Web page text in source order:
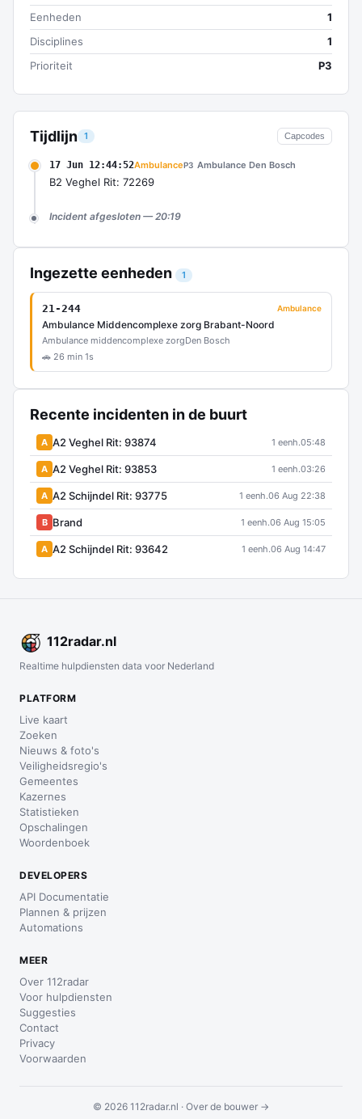
Tijdlijn 1 Capcodes
17 Jun 12:44:52AmbulanceP3 Ambulance Den Bosch
B2 Veghel Rit: 72269
Incident afgesloten — 20:19
Ingezette eenheden 1
21-244 Ambulance
Ambulance Middencomplexe zorg Brabant-Noord
Ambulance middencomplexe zorgDen Bosch
🚗 26 min 1s
Recente incidenten in de buurt
A A2 Veghel Rit: 93874 1 eenh.05:48
A A2 Veghel Rit: 93853 1 eenh.03:26
A A2 Schijndel Rit: 93775 1 eenh.06 Aug 22:38
B Brand 1 eenh.06 Aug 15:05
A A2 Schijndel Rit: 93642 1 eenh.06 Aug 14:47
Eenheden
1
Disciplines
1
Prioriteit
P3
112radar.nl
Realtime hulpdiensten data voor Nederland
PLATFORM
Live kaart
Zoeken
Nieuws & foto's
Veiligheidsregio's
Gemeentes
Kazernes
Statistieken
Opschalingen
Woordenboek
DEVELOPERS
API Documentatie
Plannen & prijzen
Automations
MEER
Over 112radar
Voor hulpdiensten
Suggesties
Contact
Privacy
Voorwaarden
© 2026 112radar.nl · Over de bouwer →